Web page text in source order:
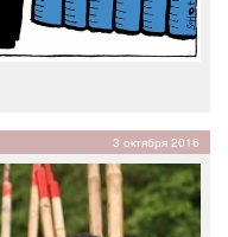
3 октября 2016